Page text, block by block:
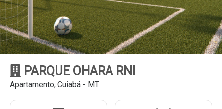
PARQUE OHARA RNI
Apartamento, Cuiabá - MT
Continuar